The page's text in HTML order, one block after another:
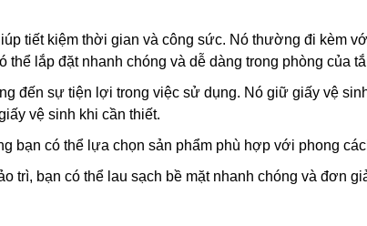
tiết kiệm thời gian và công sức. Nó thường đi kèm
thể lắp đặt nhanh chóng và dễ dàng trong phòng của
đến sự tiện lợi trong việc sử dụng. Nó giữ giấy vệ
vệ sinh khi cần thiết.
bạn có thể lựa chọn sản phẩm phù hợp với phong
trì, bạn có thể lau sạch bề mặt nhanh chóng và đơn